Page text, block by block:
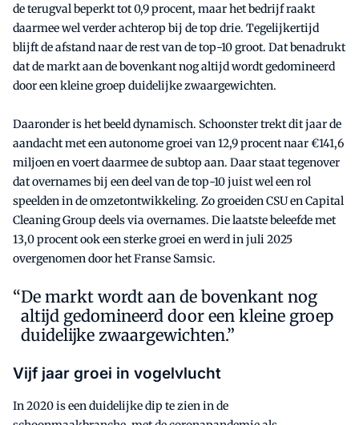
de terugval beperkt tot 0,9 procent, maar het bedrijf raakt
daarmee wel verder achterop bij de top drie. Tegelijkertijd
blijft de afstand naar de rest van de top-10 groot. Dat benadrukt
dat de markt aan de bovenkant nog altijd wordt gedomineerd
door een kleine groep duidelijke zwaargewichten.
Daaronder is het beeld dynamisch. Schoonster trekt dit jaar de
aandacht met een autonome groei van 12,9 procent naar €141,6
miljoen en voert daarmee de subtop aan. Daar staat tegenover
dat overnames bij een deel van de top-10 juist wel een rol
speelden in de omzetontwikkeling. Zo groeiden CSU en Capital
Cleaning Group deels via overnames. Die laatste beleefde met
13,0 procent ook een sterke groei en werd in juli 2025
overgenomen door het Franse Samsic.
De markt wordt aan de bovenkant nog
altijd gedomineerd door een kleine groep
duidelijke zwaargewichten.”
Vijf jaar groei in vogelvlucht
In 2020 is een duidelijke dip te zien in de